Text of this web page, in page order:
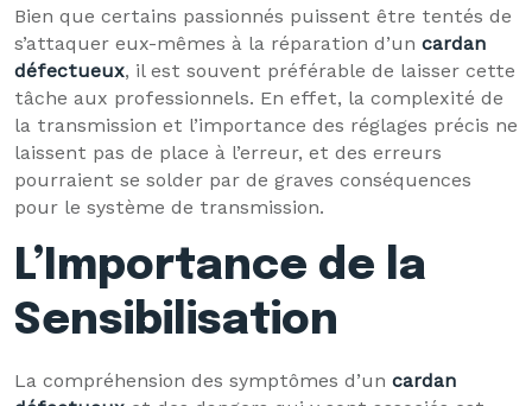
Bien que certains passionnés puissent être tentés de
s’attaquer eux-mêmes à la réparation d’un cardan
défectueux, il est souvent préférable de laisser cette
tâche aux professionnels. En effet, la complexité de
la transmission et l’importance des réglages précis ne
laissent pas de place à l’erreur, et des erreurs
pourraient se solder par de graves conséquences
pour le système de transmission.
L’Importance de la
Sensibilisation
La compréhension des symptômes d’un cardan